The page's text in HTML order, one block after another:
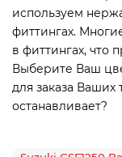
используем
фиттингах.
в фиттингах, что
Выберите Ваш
для заказа Ваших
останавливает?